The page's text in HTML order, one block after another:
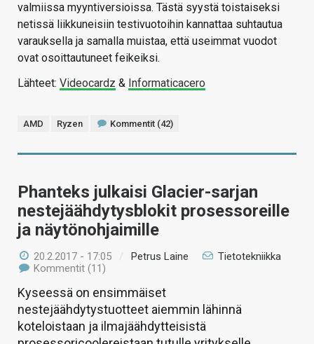
valmiissa myyntiversioissa. Tästä syystä toistaiseksi
netissä liikkuneisiin testivuotoihin kannattaa suhtautua
varauksella ja samalla muistaa, että useimmat vuodot
ovat osoittautuneet feikeiksi.
Lähteet: Videocardz & Informaticacero
AMD Ryzen Kommentit (42)
Phanteks julkaisi Glacier-sarjan
nestejäähdytysblokit prosessoreille
ja näytönohjaimille
20.2.2017 - 17:05 / Petrus Laine
Tietotekniikka
Kommentit (11)
Kyseessä on ensimmäiset
nestejäähdytystuotteet aiemmin lähinnä
koteloistaan ja ilmajäähdytteisistä